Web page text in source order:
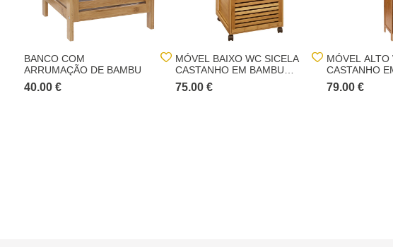
BANCO COM
ARRUMAÇÃO DE BAMBU
40.00 €
MÓVEL BAIXO WC SICELA
CASTANHO EM BAMBU
COM 3 GAVETAS
75.00 €
MÓVEL ALTO
CASTANHO
79.00 €